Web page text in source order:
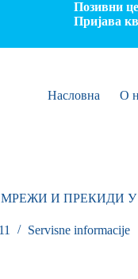
Позивни
Пријава
Насловна О
И ПРЕКИДИ
Servisne informacije